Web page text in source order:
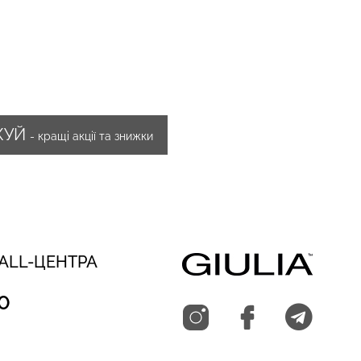
- кращі акції та знижки
ЦЕНТРА